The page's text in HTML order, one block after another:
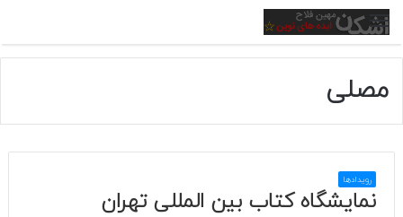
منو
مصلی
رویدادها
نمایشگاه کتاب بین المللی تهران